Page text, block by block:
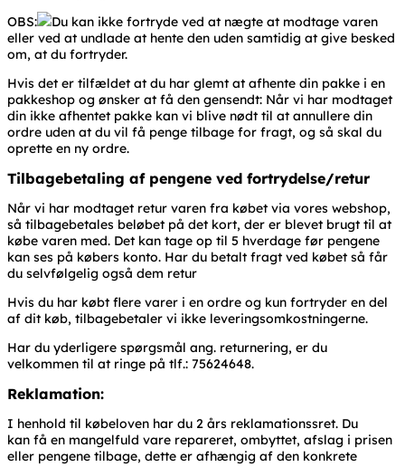
OBS:
Du kan ikke fortryde ved at nægte at modtage varen
eller ved at undlade at hente den uden samtidig at give besked
om, at du fortryder.
Hvis det er tilfældet at du har glemt at afhente din pakke i en
pakkeshop og ønsker at få den gensendt: Når vi har modtaget
din ikke afhentet pakke kan vi blive nødt til at annullere din
ordre uden at du vil få penge tilbage for fragt, og så skal du
oprette en ny ordre.
Tilbagebetaling af pengene ved fortrydelse/retur
Når vi har modtaget retur varen fra købet via vores webshop,
så tilbagebetales beløbet på det kort, der er blevet brugt til at
købe varen med. Det kan tage op til 5 hverdage før pengene
kan ses på købers konto. Har du betalt fragt ved købet så får
du selvfølgelig også dem retur
Hvis du har købt flere varer i en ordre og kun fortryder en del
af dit køb, tilbagebetaler vi ikke leveringsomkostningerne.
Har du yderligere spørgsmål ang. returnering, er du
velkommen til at ringe på tlf.: 75624648.
Reklamation:
I henhold til købeloven har du 2 års reklamationssret. Du
kan få en mangelfuld vare repareret, ombyttet, afslag i prisen
eller pengene tilbage, dette er afhængig af den konkrete